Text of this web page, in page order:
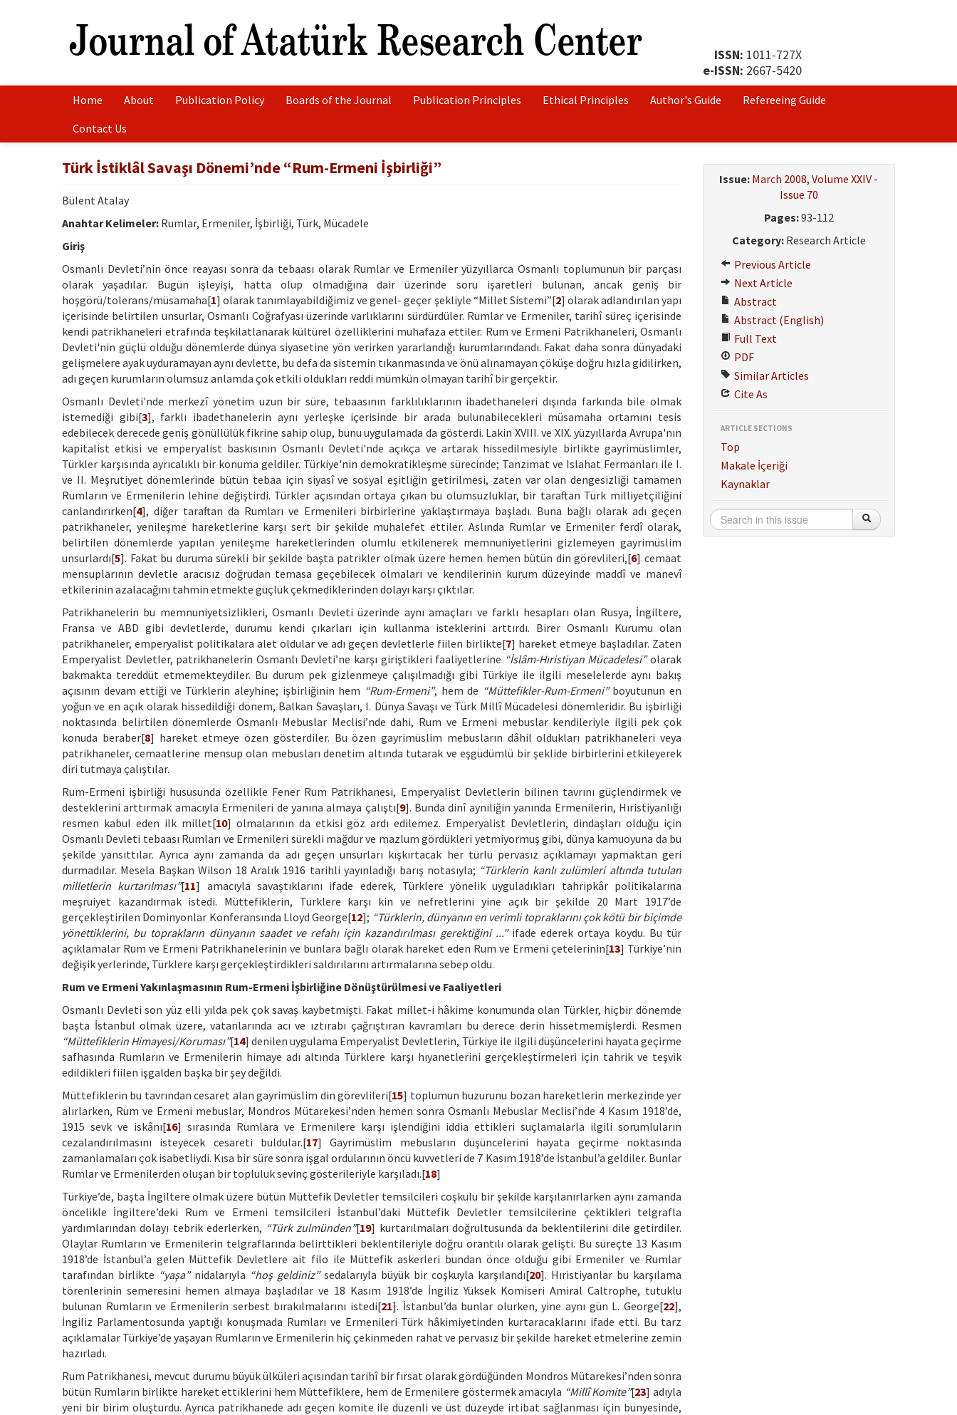
ISSN: 1011-727X
e-ISSN: 2667-5420
Home About Publication Policy Boards of the Journal Publication Principles Ethical Principles Author's Guide
Refereeing Guide
Contact Us
Türk İstiklâl Savaşı Dönemi’nde “Rum-Ermeni İşbirliği”
Bülent Atalay
Anahtar Kelimeler: Rumlar, Ermeniler, İşbirliği, Türk, Mücadele
Giriş
Osmanlı Devleti’nin önce reayası sonra da tebaası olarak Rumlar ve Ermeniler yüzyıllarca Osmanlı toplumunun bir parçası
olarak yaşadılar. Bugün işleyişi, hatta olup olmadığına dair üzerinde soru işaretleri bulunan, ancak geniş bir
hoşgörü/tolerans/müsamaha[1] olarak tanımlayabildiğimiz ve genel- geçer şekliyle “Millet Sistemi”[2] olarak adlandırılan yapı
içerisinde belirtilen unsurlar, Osmanlı Coğrafyası üzerinde varlıklarını sürdürdüler. Rumlar ve Ermeniler, tarihî süreç içerisinde
kendi patrikhaneleri etrafında teşkilatlanarak kültürel özelliklerini muhafaza ettiler. Rum ve Ermeni Patrikhaneleri, Osmanlı
Devleti'nin güçlü olduğu dönemlerde dünya siyasetine yön verirken yararlandığı kurumlarındandı. Fakat daha sonra dünyadaki
gelişmelere ayak uyduramayan aynı devlette, bu defa da sistemin tıkanmasında ve önü alınamayan çöküşe doğru hızla gidilirken,
adı geçen kurumların olumsuz anlamda çok etkili oldukları reddi mümkün olmayan tarihî bir gerçektir.
Osmanlı Devleti'nde merkezî yönetim uzun bir süre, tebaasının farklılıklarının ibadethaneleri dışında farkında bile olmak
istemediği gibi[3], farklı ibadethanelerin aynı yerleşke içerisinde bir arada bulunabilecekleri müsamaha ortamını tesis
edebilecek derecede geniş gönüllülük fikrine sahip olup, bunu uygulamada da gösterdi. Lakin XVIII. ve XIX. yüzyıllarda Avrupa'nın
kapitalist etkisi ve emperyalist baskısının Osmanlı Devleti'nde açıkça ve artarak hissedilmesiyle birlikte gayrimüslimler,
Türkler karşısında ayrıcalıklı bir konuma geldiler. Türkiye'nin demokratikleşme sürecinde; Tanzimat ve Islahat Fermanları ile I.
ve II. Meşrutiyet dönemlerinde bütün tebaa için siyasî ve sosyal eşitliğin getirilmesi, zaten var olan dengesizliği tamamen
Rumların ve Ermenilerin lehine değiştirdi. Türkler açısından ortaya çıkan bu olumsuzluklar, bir taraftan Türk milliyetçiliğini
canlandırırken[4], diğer taraftan da Rumları ve Ermenileri birbirlerine yaklaştırmaya başladı. Buna bağlı olarak adı geçen
patrikhaneler, yenileşme hareketlerine karşı sert bir şekilde muhalefet ettiler. Aslında Rumlar ve Ermeniler ferdî olarak,
belirtilen dönemlerde yapılan yenileşme hareketlerinden olumlu etkilenerek memnuniyetlerini gizlemeyen gayrimüslim
unsurlardı[5]. Fakat bu duruma sürekli bir şekilde başta patrikler olmak üzere hemen hemen bütün din görevlileri,[6] cemaat
mensuplarının devletle aracısız doğrudan temasa geçebilecek olmaları ve kendilerinin kurum düzeyinde maddî ve manevî
etkilerinin azalacağını tahmin etmekte güçlük çekmediklerinden dolayı karşı çıktılar.
Patrikhanelerin bu memnuniyetsizlikleri, Osmanlı Devleti üzerinde aynı amaçları ve farklı hesapları olan Rusya, İngiltere,
Fransa ve ABD gibi devletlerde, durumu kendi çıkarları için kullanma isteklerini arttırdı. Birer Osmanlı Kurumu olan
patrikhaneler, emperyalist politikalara alet oldular ve adı geçen devletlerle fiilen birlikte[7] hareket etmeye başladılar. Zaten
Emperyalist Devletler, patrikhanelerin Osmanlı Devleti’ne karşı giriştikleri faaliyetlerine “İslâm-Hıristiyan Mücadelesi”olarak
bakmakta tereddüt etmemekteydiler. Bu durum pek gizlenmeye çalışılmadığı gibi Türkiye ile ilgili meselelerde aynı bakış
açısının devam ettiği ve Türklerin aleyhine; işbirliğinin hem “Rum-Ermeni”, hem de “Müttefikler-Rum-Ermeni”boyutunun en
yoğun ve en açık olarak hissedildiği dönem, Balkan Savaşları, I. Dünya Savaşı ve Türk Millî Mücadelesi dönemleridir. Bu işbirliği
noktasında belirtilen dönemlerde Osmanlı Mebuslar Meclisi’nde dahi, Rum ve Ermeni mebuslar kendileriyle ilgili pek çok
konuda beraber[8] hareket etmeye özen gösterdiler. Bu özen gayrimüslim mebusların dâhil oldukları patrikhaneleri veya
patrikhaneler, cemaatlerine mensup olan mebusları denetim altında tutarak ve eşgüdümlü bir şeklide birbirlerini etkileyerek
diri tutmaya çalıştılar.
Rum-Ermeni işbirliği hususunda özellikle Fener Rum Patrikhanesi, Emperyalist Devletlerin bilinen tavrını güçlendirmek ve
desteklerini arttırmak amacıyla Ermenileri de yanına almaya çalıştı[9]. Bunda dinî ayniliğin yanında Ermenilerin, Hıristiyanlığı
resmen kabul eden ilk millet[10] olmalarının da etkisi göz ardı edilemez. Emperyalist Devletlerin, dindaşları olduğu için
Osmanlı Devleti tebaası Rumları ve Ermenileri sürekli mağdur ve mazlum gördükleri yetmiyormuş gibi, dünya kamuoyuna da bu
şekilde yansıttılar. Ayrıca aynı zamanda da adı geçen unsurları kışkırtacak her türlü pervasız açıklamayı yapmaktan geri
durmadılar. Mesela Başkan Wilson 18 Aralık 1916 tarihli yayınladığı barış notasıyla; “Türklerin kanlı zulümleri altında tutulan
milletlerin kurtarılması”[11] amacıyla savaştıklarını ifade ederek, Türklere yönelik uyguladıkları tahripkâr politikalarına
meşruiyet kazandırmak istedi. Müttefiklerin, Türklere karşı kin ve nefretlerini yine açık bir şekilde 20 Mart 1917’de
gerçekleştirilen Dominyonlar Konferansında Lloyd George[12]; “Türklerin, dünyanın en verimli topraklarını çok kötü bir biçimde
yönettiklerini, bu toprakların dünyanın saadet ve refahı için kazandırılması gerektiğini ...”ifade ederek ortaya koydu. Bu tür
açıklamalar Rum ve Ermeni Patrikhanelerinin ve bunlara bağlı olarak hareket eden Rum ve Ermeni çetelerinin[13] Türkiye’nin
değişik yerlerinde, Türklere karşı gerçekleştirdikleri saldırılarını artırmalarına sebep oldu.
Rum ve Ermeni Yakınlaşmasının Rum-Ermeni İşbirliğine Dönüştürülmesi ve Faaliyetleri
Osmanlı Devleti son yüz elli yılda pek çok savaş kaybetmişti. Fakat millet-i hâkime konumunda olan Türkler, hiçbir dönemde
başta İstanbul olmak üzere, vatanlarında acı ve ıztırabı çağrıştıran kavramları bu derece derin hissetmemişlerdi. Resmen
“Müttefiklerin Himayesi/Koruması”[14] denilen uygulama Emperyalist Devletlerin, Türkiye ile ilgili düşüncelerini hayata geçirme
safhasında Rumların ve Ermenilerin himaye adı altında Türklere karşı hıyanetlerini gerçekleştirmeleri için tahrik ve teşvik
edildikleri fiilen işgalden başka bir şey değildi.
Müttefiklerin bu tavrından cesaret alan gayrimüslim din görevlileri[15] toplumun huzurunu bozan hareketlerin merkezinde yer
alırlarken, Rum ve Ermeni mebuslar, Mondros Mütarekesi’nden hemen sonra Osmanlı Mebuslar Meclisi’nde 4 Kasım 1918’de,
1915 sevk ve iskânı[16] sırasında Rumlara ve Ermenilere karşı işlendiğini iddia ettikleri suçlamalarla ilgili sorumluların
cezalandırılmasını isteyecek cesareti buldular.[17] Gayrimüslim mebusların düşüncelerini hayata geçirme noktasında
zamanlamaları çok isabetliydi. Kısa bir süre sonra işgal ordularının öncü kuvvetleri de 7 Kasım 1918’de İstanbul’a geldiler. Bunlar
Rumlar ve Ermenilerden oluşan bir topluluk sevinç gösterileriyle karşıladı.[18]
Türkiye’de, başta İngiltere olmak üzere bütün Müttefik Devletler temsilcileri coşkulu bir şekilde karşılanırlarken aynı zamanda
öncelikle İngiltere’deki Rum ve Ermeni temsilcileri İstanbul’daki Müttefik Devletler temsilcilerine çektikleri telgrafla
yardımlarından dolayı tebrik ederlerken, “Türk zulmünden”[19] kurtarılmaları doğrultusunda da beklentilerini dile getirdiler.
Olaylar Rumların ve Ermenilerin telgraflarında belirttikleri beklentileriyle doğru orantılı olarak gelişti. Bu süreçte 13 Kasım
1918’de İstanbul’a gelen Müttefik Devletlere ait filo ile Müttefik askerleri bundan önce olduğu gibi Ermeniler ve Rumlar
tarafından birlikte “yaşa”nidalarıyla “hoş geldiniz”sedalarıyla büyük bir coşkuyla karşılandı[20]. Hıristiyanlar bu karşılama
törenlerinin semeresini hemen almaya başladılar ve 18 Kasım 1918’de İngiliz Yüksek Komiseri Amiral Caltrophe, tutuklu
bulunan Rumların ve Ermenilerin serbest bırakılmalarını istedi[21]. İstanbul’da bunlar olurken, yine aynı gün L. George[22],
İngiliz Parlamentosunda yaptığı konuşmada Rumları ve Ermenileri Türk hâkimiyetinden kurtaracaklarını ifade etti. Bu tarz
açıklamalar Türkiye’de yaşayan Rumların ve Ermenilerin hiç çekinmeden rahat ve pervasız bir şekilde hareket etmelerine zemin
hazırladı.
Rum Patrikhanesi, mevcut durumu büyük ülküleri açısından tarihî bir fırsat olarak gördüğünden Mondros Mütarekesi’nden sonra
bütün Rumların birlikte hareket ettiklerini hem Müttefiklere, hem de Ermenilere göstermek amacıyla “Millî Komite”[23] adıyla
yeni bir birim oluşturdu. Ayrıca patrikhanede adı geçen komite ile düzenli ve üst düzeyde irtibat sağlanması için bünyesinde,
Issue: March 2008, Volume XXIV -
Issue 70
Pages:93-112
Category:Research Article
Previous Article
Next Article
Abstract
Abstract (English)
Full Text
PDF
Similar Articles
Cite As
ARTICLE SECTIONS
Top
Makale İçeriği
Kaynaklar